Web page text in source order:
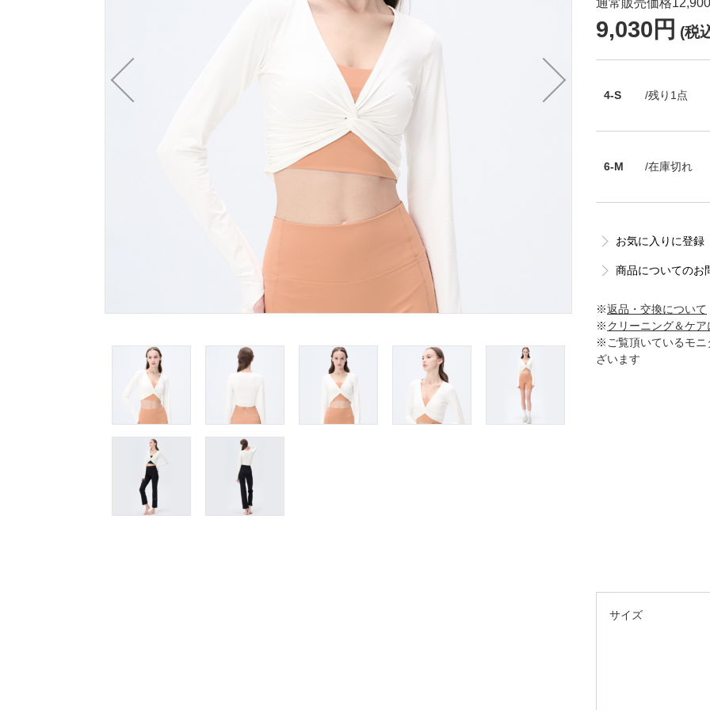
9,030円 (税
4-S /残り1点
6-M /在庫切れ
お気に入りに登録
商品についてのお
※返品・交換について
※クリーニング＆ケア
※ご覧頂いているモニ
ざいます
サイズ